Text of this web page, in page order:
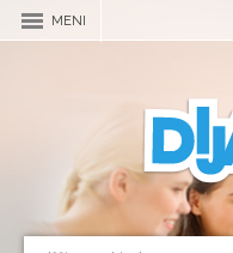
MENI